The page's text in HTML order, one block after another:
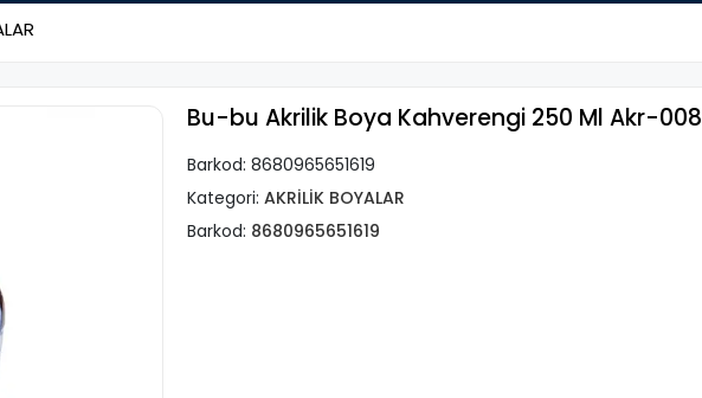
Bu-bu Akrilik Boya Kahverengi 250 Ml Akr-008
Barkod: 8680965651619
Kategori: AKRİLİK BOYALAR
Barkod: 8680965651619